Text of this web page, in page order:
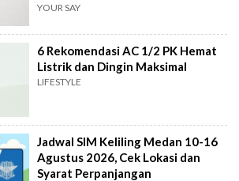
YOUR SAY
6 Rekomendasi AC 1/2 PK Hemat
Listrik dan Dingin Maksimal
LIFESTYLE
Jadwal SIM Keliling Medan 10-16
Agustus 2026, Cek Lokasi dan
Syarat Perpanjangan